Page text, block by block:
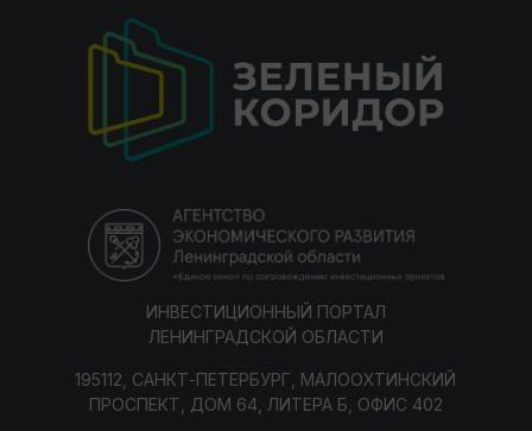
ИНВЕСТИЦИОННЫЙ ПОРТАЛ
ЛЕНИНГРАДСКОЙ ОБЛАСТИ
195112, САНКТ-ПЕТЕРБУРГ, МАЛООХТИНСКИЙ
ПРОСПЕКТ, ДОМ 64, ЛИТЕРА Б, ОФИС 402